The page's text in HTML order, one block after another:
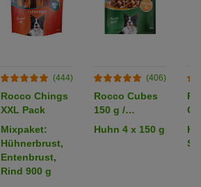
(444)
Rocco Chings
XXL Pack
Mixpaket:
Hühnerbrust,
Entenbrust,
Rind 900 g
(406)
Rocco Cubes
150 g /
Sparpaket %
Huhn 4 x 150 g